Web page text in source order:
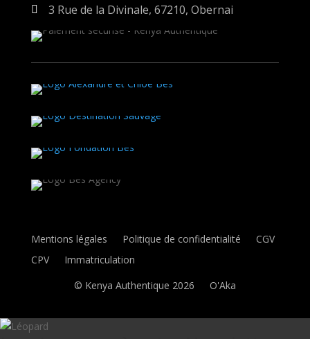
 3 Rue de la Divinale, 67210, Obernai
Mentions légales Politique de confidentialité
CGV
CPV
Immatriculation
© Kenya Authentique 2026
O'Aka